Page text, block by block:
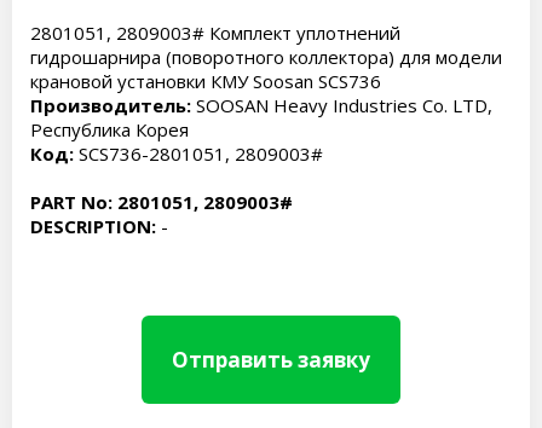
2801051, 2809003# Комплект уплотнений
гидрошарнира (поворотного коллектора) для модели
крановой установки КМУ Soosan SCS736
Производитель: SOOSAN Heavy Industries Co. LTD,
Республика Корея
Код: SCS736-2801051, 2809003#
PART No: 2801051, 2809003#
DESCRIPTION: -
Отправить заявку